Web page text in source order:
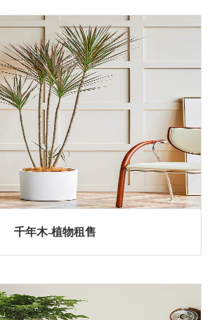
千年木-植物租售